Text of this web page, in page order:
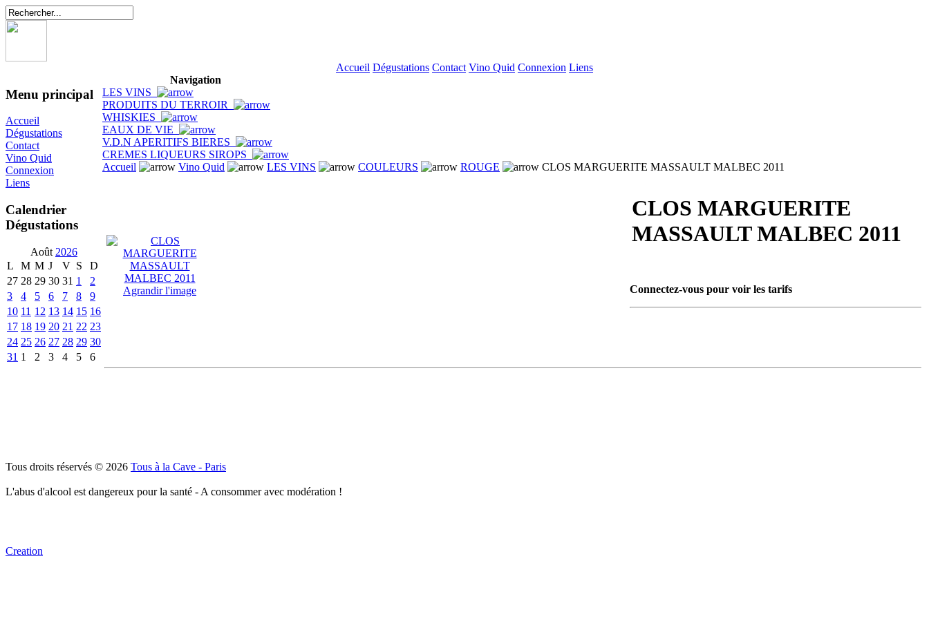
Accueil Dégustations Contact Vino Quid Connexion Liens
Menu principal
Accueil
Dégustations
Contact
Vino Quid
Connexion
Liens
Calendrier
Dégustations
Août 2026
L
M M J V S
D
27 28 29 30 31 1
2
3
4 5 6 7 8
9
10 11 12 13 14 15 16
17 18 19 20 21 22 23
24 25 26 27 28 29 30
31 1 2 3 4 5 6
Navigation
LES VINS
PRODUITS DU TERROIR
WHISKIES
EAUX DE VIE
V.D.N APERITIFS BIERES
CREMES LIQUEURS SIROPS
Accueil
Vino Quid LES VINS COULEURS ROUGE CLOS MARGUERITE MASSAULT MALBEC 2011
Agrandir l'image
CLOS MARGUERITE
MASSAULT MALBEC 2011
Connectez-vous pour voir les tarifs
Tous droits réservés © 2026 Tous à la Cave - Paris
L'abus d'alcool est dangereux pour la santé - A consommer avec modération !
Creation